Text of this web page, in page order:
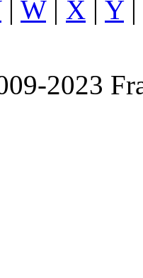
| W| X Y|
2023